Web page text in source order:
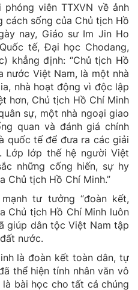
viên TTXVN về ảnh
sống của Chủ tịch Hồ
nay, Giáo sư Im Jin Ho
tế, Đại học Chodang,
khẳng định: “Chủ tịch Hồ
nước Việt Nam, là một nhà
nhà hoạt động vì độc lập
hơn, Chủ tịch Hồ Chí Minh
sự, một nhà ngoại giao
quan và đánh giá chính
quốc tế để đưa ra các giải
Lớp lớp thế hệ người Việt
những cống hiến, sự hy
Chủ tịch Hồ Chí Minh.”
tư tưởng “đoàn kết,
Chủ tịch Hồ Chí Minh luôn
giúp dân tộc Việt Nam tập
nước.
là đoàn kết toàn dân, tự
thể hiện tính nhân văn vô
bài học cho tất cả chúng